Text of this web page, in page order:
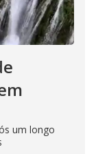
um longo